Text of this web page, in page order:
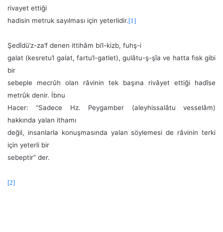
rivayet ettiği
hadisin metruk sayılması için yeterlidir.[1]
Şedîdü’z-za’f denen ittihâm bi’l-kizb, fuhş-i
galat (kesretu’l galat, fartu’l-gatlet), gulâtu-ş-şîa ve hatta fısk gibi
bir
sebeple mecrûh olan râvinin tek başına rivâyet ettiği hadîse
metrûk denir. İbnu
Hacer: “Sadece Hz. Peygamber (aleyhissalâtu vesselâm)
hakkında yalan ithamı
değil, insanlarla konuşmasında yalan söylemesi de râvinin terki
için yeterli bir
sebeptir” der.
[2]